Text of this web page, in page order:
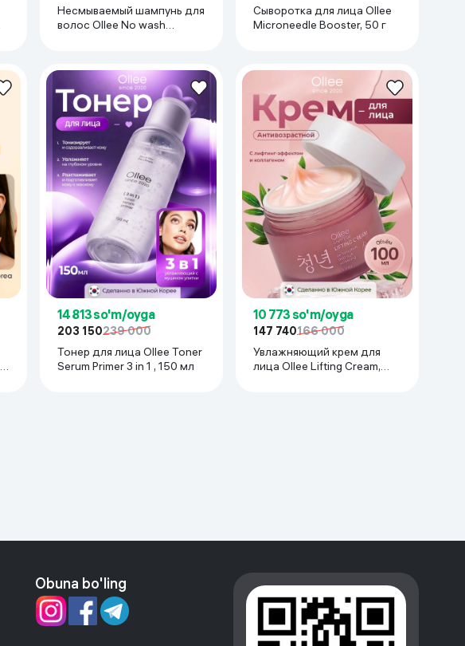
Несмываемый шампунь для
волос Ollee No wash
Сыворотка для лица Ollee
Microneedle Booster, 50 г
14 813 so'm/oyga
203 150239 000
Тонер для лица Ollee Toner
Serum Primer 3 in 1 , 150 мл
10 773 so'm/oyga
147 740166 000
Увлажняющий крем для
лица Ollee Lifting Cream,
Obuna bo'ling